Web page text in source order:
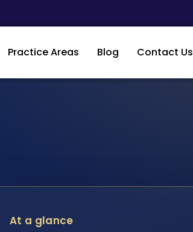
Practice Areas Blog Contact Us
At a glance